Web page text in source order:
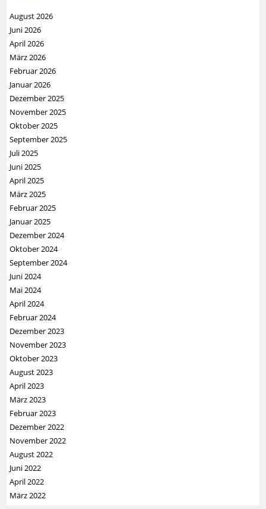
August 2026
Juni 2026
April 2026
März 2026
Februar 2026
Januar 2026
Dezember 2025
November 2025
Oktober 2025
September 2025
Juli 2025
Juni 2025
April 2025
März 2025
Februar 2025
Januar 2025
Dezember 2024
Oktober 2024
September 2024
Juni 2024
Mai 2024
April 2024
Februar 2024
Dezember 2023
November 2023
Oktober 2023
August 2023
April 2023
März 2023
Februar 2023
Dezember 2022
November 2022
August 2022
Juni 2022
April 2022
März 2022